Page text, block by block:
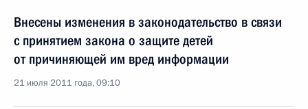
Внесены изменения в законодательство в связи
с принятием закона о защите детей
от причиняющей им вред информации
21 июля 2011 года, 09:10